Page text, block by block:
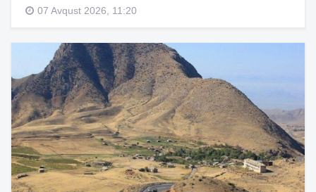
07 Avqust 2026, 11:20